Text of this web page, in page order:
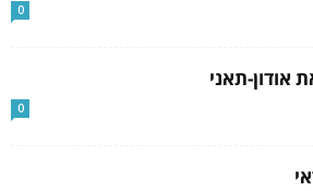
0
אודון-תאני
0